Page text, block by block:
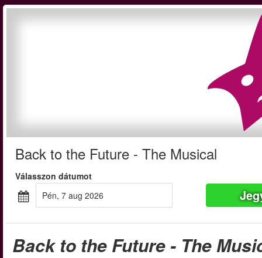
Back to the Future - The Musical
Válasszon dátumot
pén, 7 aug 2026
Back to the Future - The